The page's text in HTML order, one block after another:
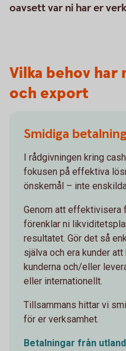
oavsett var ni har er
Vilka behov
och export
Smidiga
I rådgivningen kring
fokusen på effektiva
önskemål – inte
Genom att effektivisera
förenklar ni
resultatet. Gör det så
själva och era kunder
kunderna och/eller
eller internationellt.
Tillsammans hittar vi
för er verksamhet.
Betalningar från